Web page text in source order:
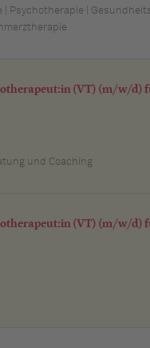
Psychotherapie |
(VT) (m/w/d)
und Coaching
(VT) (m/w/d)